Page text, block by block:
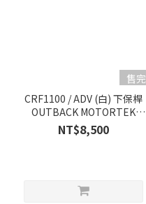
售完
CRF1100 / ADV (白) 下保桿
OUTBACK MOTORTEK
Engine Case Guard 環抱式
設計
NT$8,500